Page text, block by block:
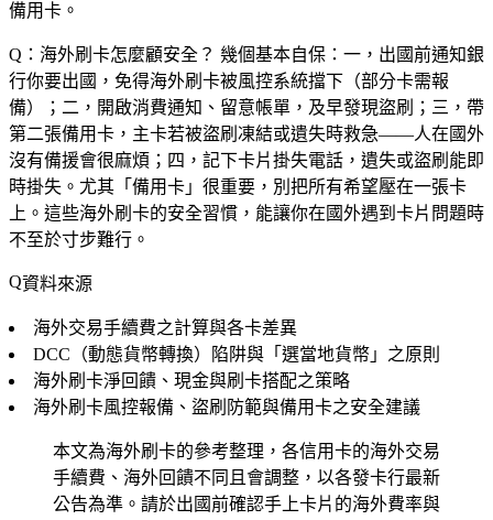
備用卡。
Q：海外刷卡怎麼顧安全？ 幾個基本自保：一，出國前通知銀
行你要出國，免得海外刷卡被風控系統擋下（部分卡需報
備）；二，開啟消費通知、留意帳單，及早發現盜刷；三，帶
第二張備用卡，主卡若被盜刷凍結或遺失時救急——人在國外
沒有備援會很麻煩；四，記下卡片掛失電話，遺失或盜刷能即
時掛失。尤其「備用卡」很重要，別把所有希望壓在一張卡
上。這些海外刷卡的安全習慣，能讓你在國外遇到卡片問題時
不至於寸步難行。
資料來源
海外交易手續費之計算與各卡差異
DCC（動態貨幣轉換）陷阱與「選當地貨幣」之原則
海外刷卡淨回饋、現金與刷卡搭配之策略
海外刷卡風控報備、盜刷防範與備用卡之安全建議
本文為海外刷卡的參考整理，各信用卡的海外交易
手續費、海外回饋不同且會調整，以各發卡行最新
公告為準。請於出國前確認手上卡片的海外費率與